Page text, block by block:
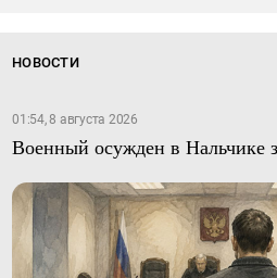
НОВОСТИ
01:54, 8 августа 2026
Военный осужден в Нальчике